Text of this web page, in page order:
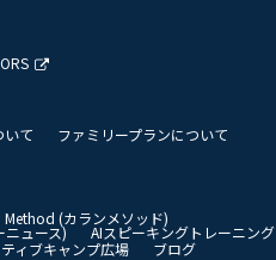
いて ファミリープランについて
Method (カランメソッド)
ニュース)
AIスピーキングトレーニング
ィブキャンプ広場
ブログ